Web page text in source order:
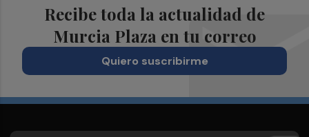
Recibe toda la actualidad de
Murcia Plaza en tu correo
Quiero suscribirme